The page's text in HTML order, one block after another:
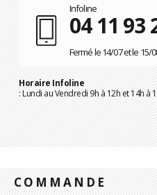
Infoline
04 11 93
Fermé le 14/07 et le 15/
Horaire Infoline
: Lundi au Vendredi 9h à 12h et 14h à
COMMANDE